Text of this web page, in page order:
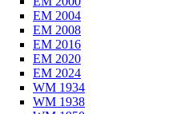
EM 2004
EM 2008
EM 2016
EM 2020
EM 2024
WM 1934
WM 1938